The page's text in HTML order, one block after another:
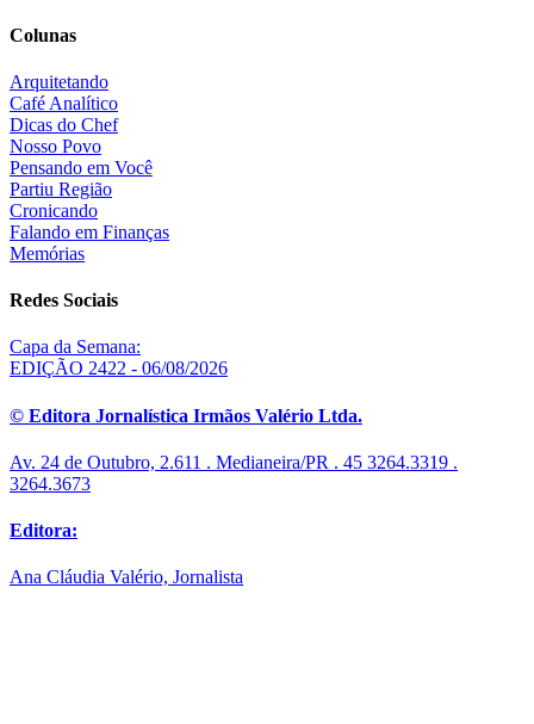
Colunas
Arquitetando
Café Analítico
Dicas do Chef
Nosso Povo
Pensando em Você
Partiu Região
Cronicando
Falando em Finanças
Memórias
Redes Sociais
Capa da Semana:
EDIÇÃO 2422 - 06/08/2026
© Editora Jornalística Irmãos Valério Ltda.
Av. 24 de Outubro, 2.611 . Medianeira/PR . 45 3264.3319 .
3264.3673
Editora:
Ana Cláudia Valério, Jornalista